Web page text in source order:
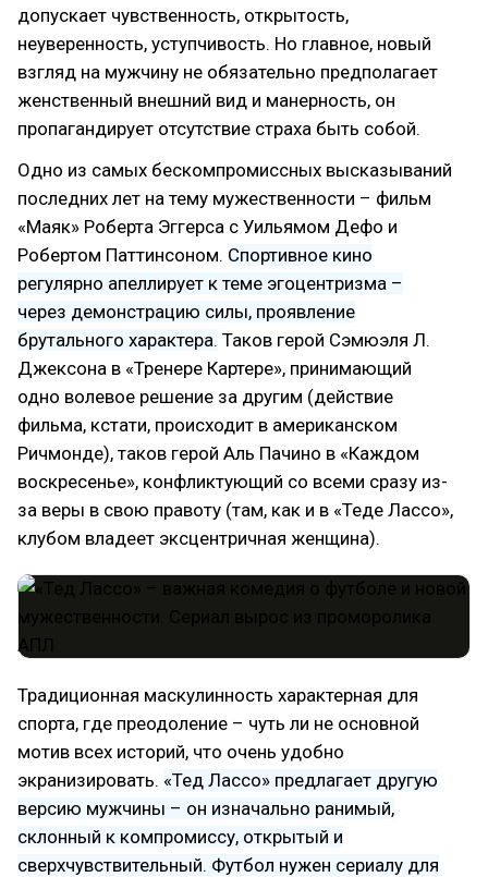
допускает чувственность, открытость,
неуверенность, уступчивость. Но главное, новый
взгляд на мужчину не обязательно предполагает
женственный внешний вид и манерность, он
пропагандирует отсутствие страха быть собой.
Одно из самых бескомпромиссных высказываний
последних лет на тему мужественности – фильм
«Маяк» Роберта Эггерса с Уильямом Дефо и
Робертом Паттинсоном. Спортивное кино
регулярно апеллирует к теме эгоцентризма –
через демонстрацию силы, проявление
брутального характера. Таков герой Сэмюэля Л.
Джексона в «Тренере Картере», принимающий
одно волевое решение за другим (действие
фильма, кстати, происходит в американском
Ричмонде), таков герой Аль Пачино в «Каждом
воскресенье», конфликтующий со всеми сразу из-
за веры в свою правоту (там, как и в «Теде Лассо»,
клубом владеет эксцентричная женщина).
Традиционная маскулинность характерная для
спорта, где преодоление – чуть ли не основной
мотив всех историй, что очень удобно
экранизировать. «Тед Лассо» предлагает другую
версию мужчины – он изначально ранимый,
склонный к компромиссу, открытый и
сверхчувствительный. Футбол нужен сериалу для